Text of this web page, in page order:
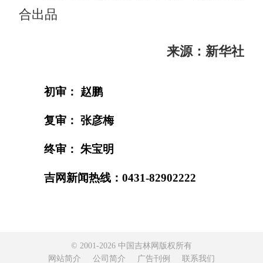
合出品
来源：新华社
初审： 赵鹏
复审： 张彦梅
终审： 朱宝明
吉网新闻热线：0431-82902222